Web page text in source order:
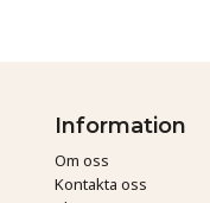
Information
Om oss
Kontakta oss